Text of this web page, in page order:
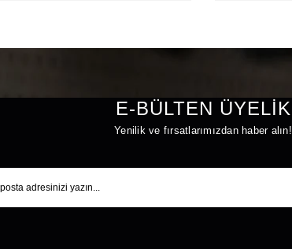
E-BÜLTEN ÜYELİK
Yenilik ve fırsatlarımızdan haber alın!